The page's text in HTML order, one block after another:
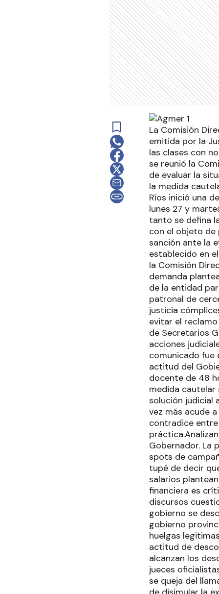
La Comisión
emitida por la
las clases con
se reunió la
de evaluar la
la medida
Ríos inició una
lunes 27 y
tanto se defina
con el objeto de
sanción ante la
establecido en
la Comisión
demanda
de la entidad
patronal de
justicia
evitar el
de Secretarios
acciones
comunicado fue
actitud del
docente de 48
medida cautelar
solución judicial
vez más acude
contradice
Gobernador. La
spots de
tupé de decir
salarios
financiera es
discursos
gobierno se
gobierno
huelgas
actitud de
alcanzan los
jueces
se queja del